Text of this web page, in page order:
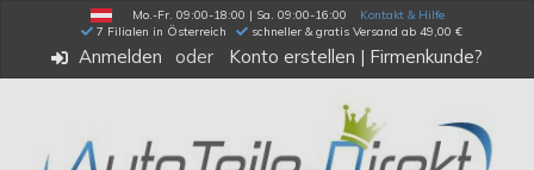
Mo.-Fr. 09:00-18:00 | Sa. 09:00-16:00
Kontakt & Hilfe
7 Filialen in Österreich
schneller & gratis Versand ab 49,00 €
Anmelden Konto erstellen | Firmenkunde?